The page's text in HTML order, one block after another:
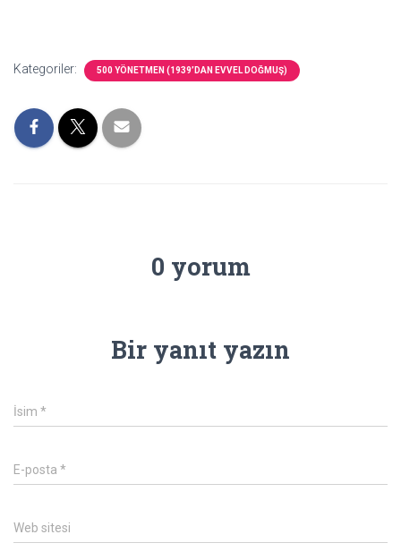
Kategoriler: 500 YÖNETMEN (1939’DAN EVVEL DOĞMUŞ)
0 yorum
Bir yanıt yazın
İsim *
E-posta *
Web sitesi